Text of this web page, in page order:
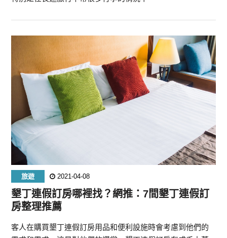
旅遊 2021-04-08
墾丁連假訂房哪裡找？網推：7間墾丁連假訂
房整理推薦
客人在購買墾丁連假訂房用品和便利設施時會考慮到他們的